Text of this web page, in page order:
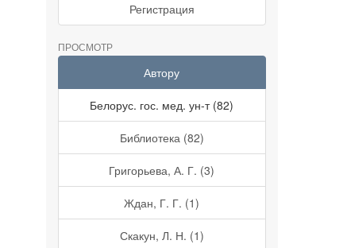
Регистрация
ПРОСМОТР
Автору
Белорус. гос. мед. ун-т (82)
Библиотека (82)
Григорьева, А. Г. (3)
Ждан, Г. Г. (1)
Скакун, Л. Н. (1)